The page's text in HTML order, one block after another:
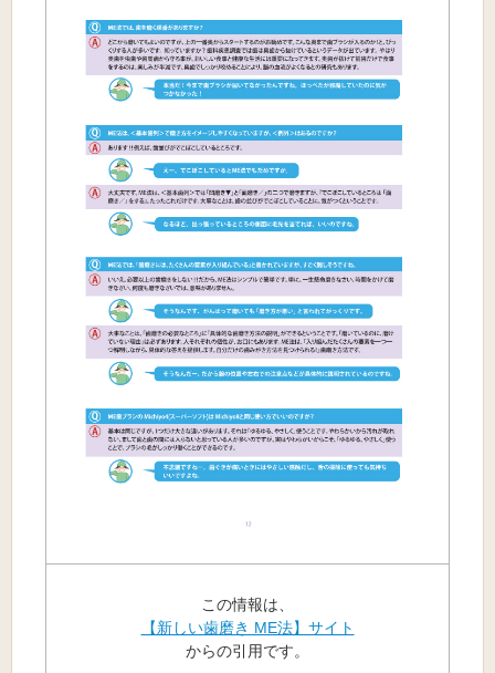
この情報は、
【新しい歯磨き ME法】サイト
からの引用です。